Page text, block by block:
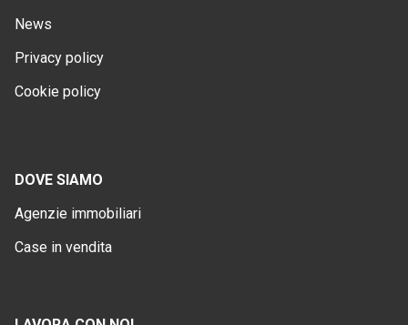
News
Privacy policy
Cookie policy
DOVE SIAMO
Agenzie immobiliari
Case in vendita